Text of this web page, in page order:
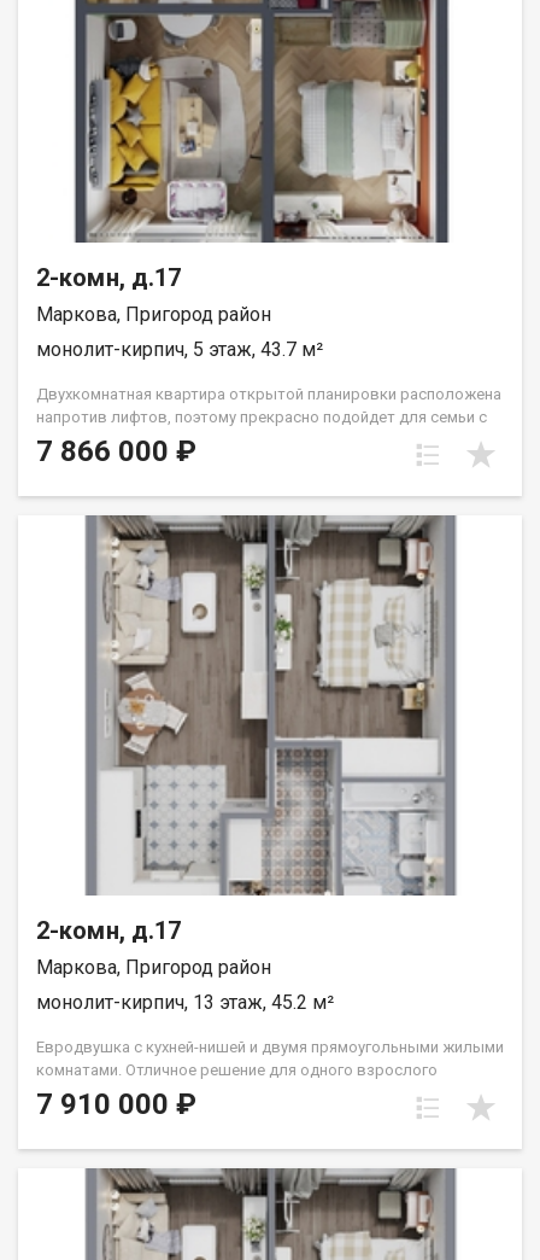
2-комн, д.17
Маркова, Пригород район
монолит-кирпич, 5 этаж, 43.7 м²
Двухкомнатная квартира открытой планировки расположена
напротив лифтов, поэтому прекрасно подойдет для семьи с
маленьким ребёнком или человека с ограниченными
возможностями. Расположение окон на Сергиев Посад.
компаний «Восток Центр Иркутск»
7 866 000 ₽
2-комн, д.17
Маркова, Пригород район
монолит-кирпич, 13 этаж, 45.2 м²
Евродвушка с кухней-нишей и двумя прямоугольными жилыми
комнатами. Отличное решение для одного взрослого
человека или семьи из двух человек. Вид во двор (южные
окна). Группа строительных компаний «Восток Центр Иркутск»
7 910 000 ₽